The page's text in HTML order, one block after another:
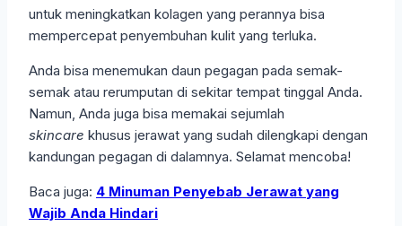
untuk meningkatkan kolagen yang perannya bisa
mempercepat penyembuhan kulit yang terluka.
Anda bisa menemukan daun pegagan pada semak-
semak atau rerumputan di sekitar tempat tinggal Anda.
Namun, Anda juga bisa memakai sejumlah
skincare khusus jerawat yang sudah dilengkapi dengan
kandungan pegagan di dalamnya. Selamat mencoba!
Baca juga: 4 Minuman Penyebab Jerawat yang
Wajib Anda Hindari